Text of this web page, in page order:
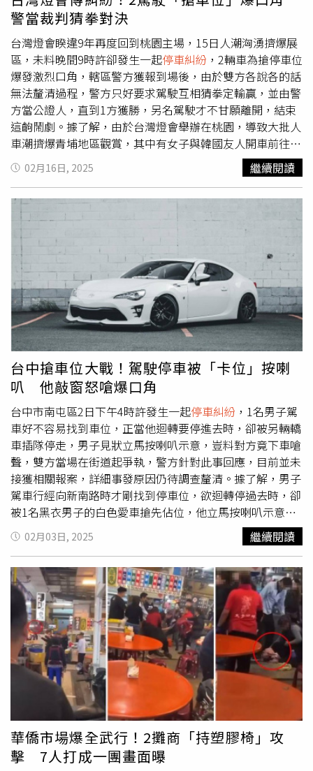
速傳喚相關人員到案說明，店家也盼望能盡早將潑漆男子和
幕後主嫌逮獲伏法，詳細潑漆原因仍待警方進一步調查釐
清。
警當裁判猜拳對決
台灣燈會睽違9年再度回到桃園主場，15日人潮洶湧擠爆展
區，未料晚間9時許卻發生一起停車糾紛 ，2輛車為搶停車位
爆發激烈口角，轄區警方獲報到場後，由於雙方各說各的話
無法釐清過程，警方只好要求駕駛互相猜拳定輸贏，並由警
方當公證人，直到1方獲勝，另名駕駛才不甘願離開，結束
這齣鬧劇。據了解，由於台灣燈會舉辦在桃園，導致大批人
車潮擠爆青埔地區觀賞，其中有女子與韓國友人開車前往青
心路停車賞燈時，未料卻與另1名同樣也想停車的男子，因
搶車位爆發口角，雙方互不相讓不願妥協。警方說明，15日
晚間9時許獲報，青心路發生2車搶停車位糾紛，警方到場了
解狀況後，由於2邊都說自己先到，為了公平起見，警方提
出猜拳解決並先徵求雙方同意，雖然女駕駛同意，但男駕駛
卻認為不公平，警方眼看情況僵持，便說「那就不要停，不
猜拳就打結了」，他才妥協相互猜拳，經警方當公證人後，
最終女方猜贏獲勝，男駕駛才心有不甘離開，這起停車糾紛
也才圓滿結束。事後，女駕駛將事發過程分享在臉書社團，
並稱自己在車位前面1個車身等待前車主離開，正要倒退停
車時，就遭到後方1輛轎車插隊進車位，最終依靠警方提出
的猜拳才解決，此事曝光後引來網友熱議，寫道「看個燈會
也要跟陌生人猜拳決鬥」、「還有警察當裁判，實在是太搞
笑了」等流言。
02月16日, 2025 繼續閱讀
台中搶車位大戰！駕駛停車被「卡位」按喇
叭 他敲窗怒嗆爆口角
台中市南屯區2日下午4時許發生一起停車糾紛 ，1名男子駕
車好不容易找到車位，正當他迴轉要停進去時，卻被另輛轎
車插隊停走，男子見狀立馬按喇叭示意，豈料對方竟下車嗆
聲，雙方當場在街道起爭執，警方針對此事回應，目前並未
接獲相關報案，詳細事發原因仍待調查釐清。據了解，男子
駕車行經向新南路時才剛找到停車位，欲迴轉停過去時，卻
被1名黑衣男子的白色愛車搶先佔位，他立馬按喇叭示意，
豈料黑衣男子毫無停下之意，甚至面色不善氣勢洶洶從駕駛
座下車，並再敲擊駕駛車窗後怒嗆「幹嘛你不爽喔」及「怎
樣我這樣進來怎麼了」，駕駛則回「我沒有不爽，那是我先
看到的」，2人當場在路邊爆發口角。警方說明，新南路2日
下午4時56分發生2輛轎車糾紛事故，雙方為了停車佔位起
爭執，轄區警方針對此事則回則應目前尚未接獲相關通報，
詳細事發原因仍待調查警方進一步調查釐清中。
02月03日, 2025 繼續閱讀
華僑市場爆全武行！2攤商「持塑膠椅」攻
擊 7人打成一團畫面曝